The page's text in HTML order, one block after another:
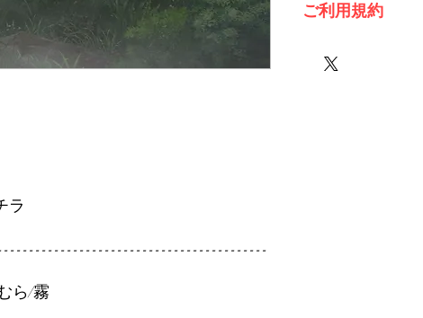
ラ
ら/霧
ご利用規約